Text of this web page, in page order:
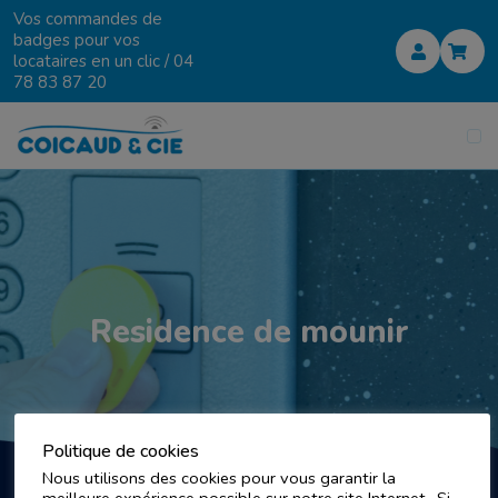
Vos commandes de
badges pour vos
locataires en un clic /04
78 83 87 20
Residence de mounir
Politique de cookies
Nous utilisons des cookies pour vous garantir la